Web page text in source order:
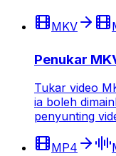
MKV
Penukar
Tukar video
ia boleh
penyunting
MP4